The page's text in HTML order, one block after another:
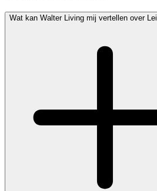
Wat kan Walter Living mij vertellen over